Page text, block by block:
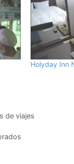
Holyday Inn
de viajes